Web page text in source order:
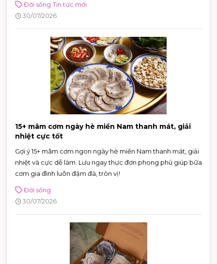
Đời sống Tin tức mới
30/07/2026
15+ mâm cơm ngày hè miền Nam thanh mát, giải
nhiệt cực tốt
Gợi ý 15+ mâm cơm ngon ngày hè miền Nam thanh mát, giải
nhiệt và cực dễ làm. Lưu ngay thực đơn phong phú giúp bữa
cơm gia đình luôn đậm đà, tròn vị!
Đời sống
30/07/2026